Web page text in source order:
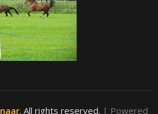
. All rights reserved. | Powered